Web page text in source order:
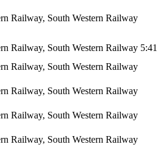
Railway, South Western Railway
Railway, South Western Railway 5:41
Railway, South Western Railway
Railway, South Western Railway
Railway, South Western Railway
Railway, South Western Railway